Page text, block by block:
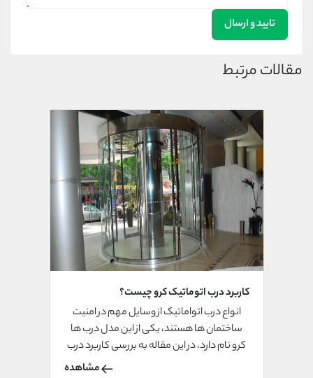
تایید و ارسال
مقالات مرتبط
کاربرد درب اتوماتیک کرو چیست؟
انواع درب اتواماتیک از وسایل مهم در امنیت
ساختمان ها هستند، یکی از این مدل درب ها
کرو نام دارد، در این مقاله به بررسی کاربرد درب
اتوماتیک کرو می پردازیم. مشاهده